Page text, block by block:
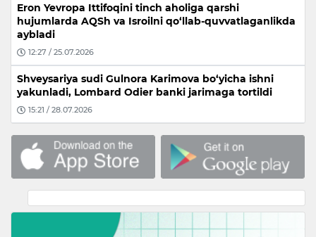
Eron Yevropa Ittifoqini tinch aholiga qarshi
hujumlarda AQSh va Isroilni qo‘llab-quvvatlaganlikda
aybladi
12:27 / 25.07.2026
Shveysariya sudi Gulnora Karimova bo‘yicha ishni
yakunladi, Lombard Odier banki jarimaga tortildi
15:21 / 28.07.2026